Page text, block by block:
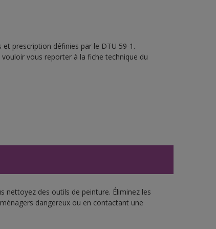
prescription définies par le DTU 59-1.
vous reporter à la fiche technique du
nettoyez des outils de peinture. Éliminez les
dangereux ou en contactant une